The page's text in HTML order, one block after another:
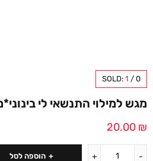
SOLD: 1 / 0
מגש למילוי התנשאי לי
20.00 ₪
הוספה לסל